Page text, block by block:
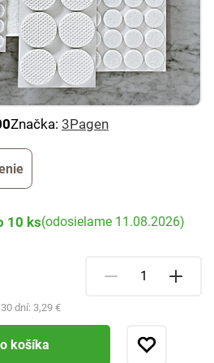
Značka: 3Pagen
dní: 3,29 €
10 ks(odosielame 11.08.2026)
košíka